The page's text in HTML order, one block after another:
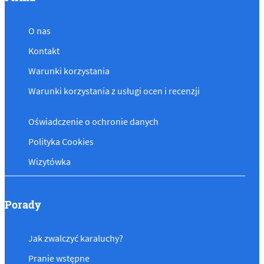
O nas
Kontakt
Warunki korzystania
Warunki korzystania z usługi ocen i recenzji
Oświadczenie o ochronie danych
Polityka Cookies
Wizytówka
Porady
Jak zwalczyć karaluchy?
Pranie wstępne